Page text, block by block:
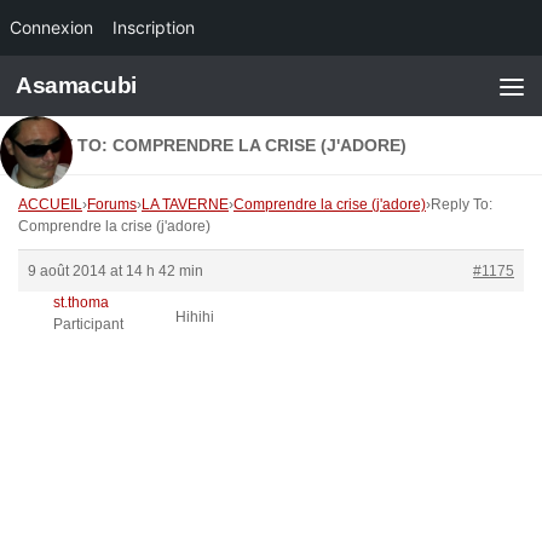
Connexion Inscription
Skip to content
Asamacubi
REPLY TO: COMPRENDRE LA CRISE (J'ADORE)
ACCUEIL›Forums›LA TAVERNE›Comprendre la crise (j'adore)›Reply To:
Comprendre la crise (j'adore)
9 août 2014 at 14 h 42 min
#1175
st.thoma
Participant
Hihihi